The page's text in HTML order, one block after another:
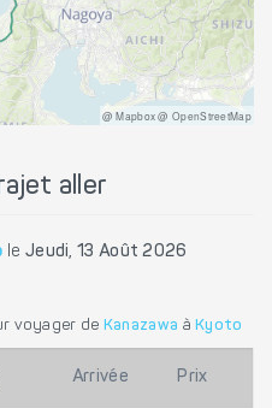
@ Mapbox @ OpenStreetMap
aller
le Jeudi, 13 Août 2026
voyager de Kanazawa à Kyoto
Arrivée Prix